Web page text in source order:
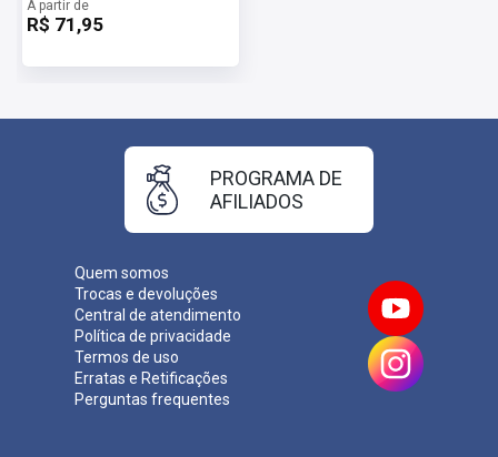
A partir de
R$ 71,95
Quem somos
Trocas e devoluções
Central de atendimento
Política de privacidade
Termos de uso
Erratas e Retificações
Perguntas frequentes
PROGRAMA DE
AFILIADOS